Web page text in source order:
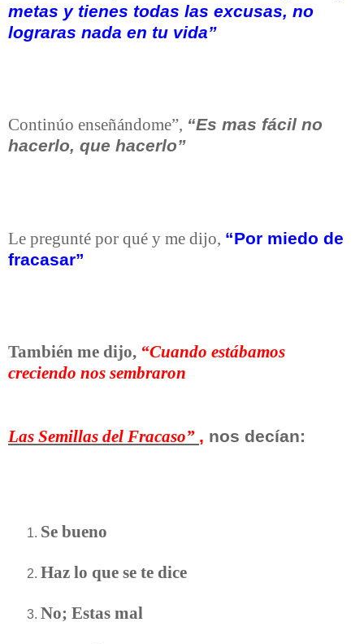
metas y tienes todas las excusas, no
lograras nada en tu vida”
Continúo enseñándome”, “Es mas fácil no
hacerlo, que hacerlo”
Le pregunté por qué y me dijo, “Por miedo de
fracasar”
También me dijo, “Cuando estábamos
creciendo nos sembraron
Las Semillas del Fracaso” , nos decían:
Se bueno
Haz lo que se te dice
No; Estas mal